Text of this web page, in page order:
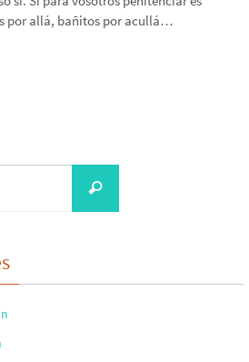
por allá, bañitos por acullá…
Buscar